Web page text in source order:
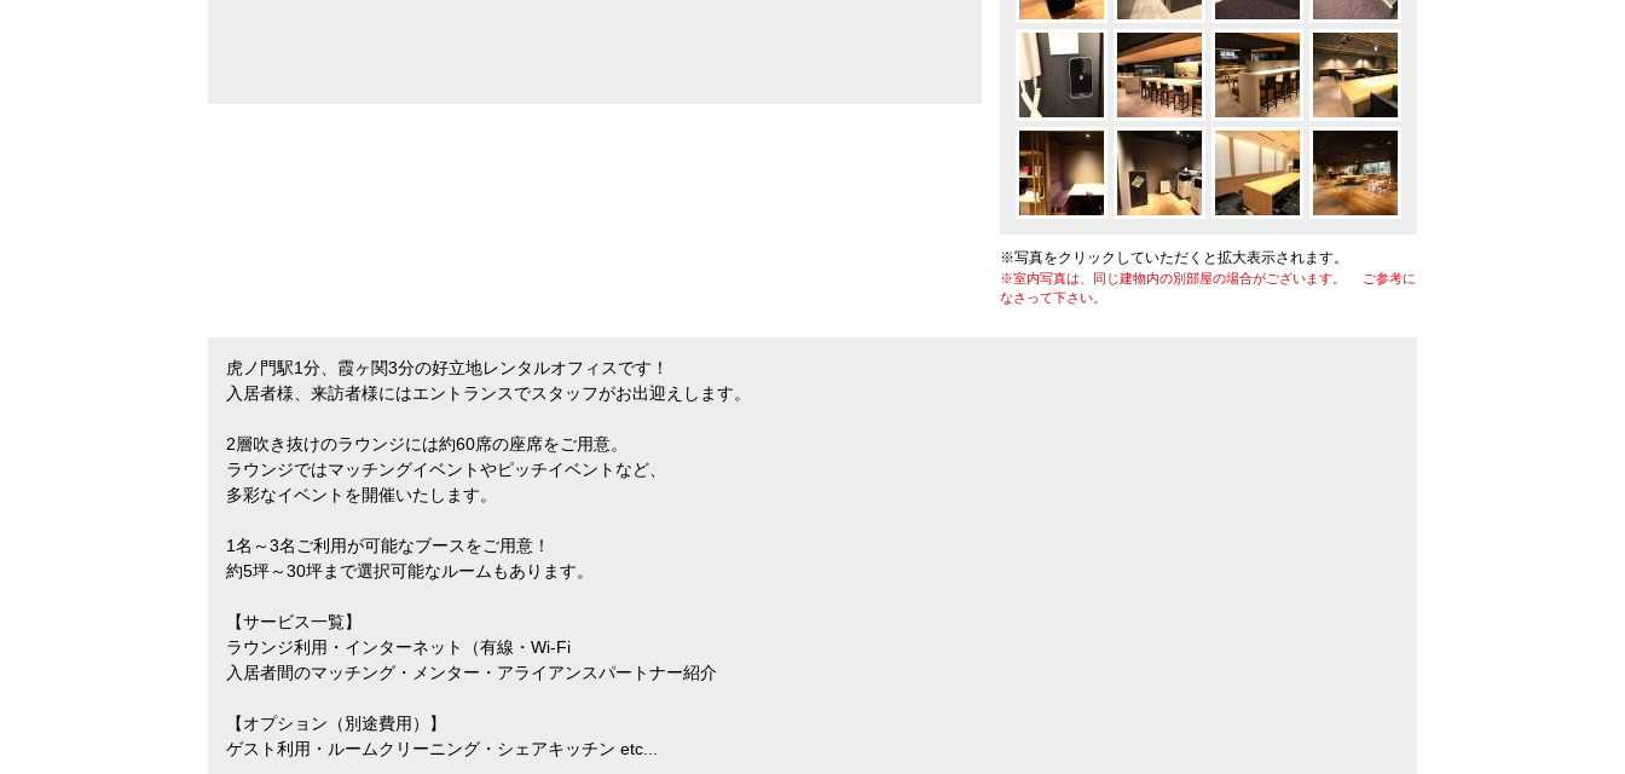
※写真をクリックしていただくと拡大表示されます。
※室内写真は、同じ建物内の別部屋の場合がございます。 ご参考に
なさって下さい。
虎ノ門駅1分、霞ヶ関3分の好立地レンタルオフィスです！
入居者様、来訪者様にはエントランスでスタッフがお出迎えします。
2層吹き抜けのラウンジには約60席の座席をご用意。
ラウンジではマッチングイベントやピッチイベントなど、
多彩なイベントを開催いたします。
1名～3名ご利用が可能なブースをご用意！
約5坪～30坪まで選択可能なルームもあります。
【サービス一覧】
ラウンジ利用・インターネット（有線・Wi-Fi
入居者間のマッチング・メンター・アライアンスパートナー紹介
【オプション（別途費用）】
ゲスト利用・ルームクリーニング・シェアキッチン etc...